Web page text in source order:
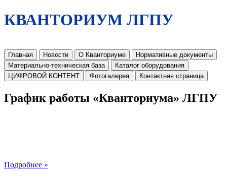
КВАНТОРИУМ ЛГПУ
Главная Новости О Кванториуме
Нормативные документы
Материально-техническая база
Каталог оборудования
ЦИФРОВОЙ КОНТЕНТ
Фотогалерея Контактная страница
График работы «Кванториума» ЛГПУ
Подробнее »